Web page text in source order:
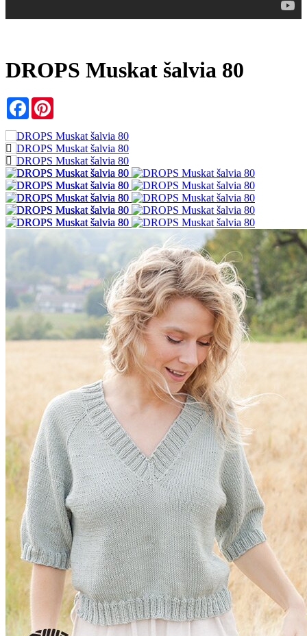
DROPS Muskat šalvia 80
Facebook
104080
6 ks
Materiál:
100% bavlna
Skupina priadzí:
B (20 - 22 ok) / 8 ply / DK / worsted
Váha / návin:
50 g = cca 100 metrov
Doporučená
4 mm
10 x 10 cm = 21 očiek x 28 riadkov
možno prať v práčke šetrným programom na
40°C, sušiť voľne rozložené
Certifikát:
Oeko-Tex® (číslo 951032), Standard 100, Trieda
I
Sklad
Cena
Počet
DROPS
Muskat biela
18
kód: 104018
27 ks 2.15 €
ks
DROPS
Muskat
smotanová
08
kód: 104008
9 ks 2.15 €
ks
DROPS
Muskat
perlová 83
kód: 104083
7 ks 2.15 €
ks
DROPS